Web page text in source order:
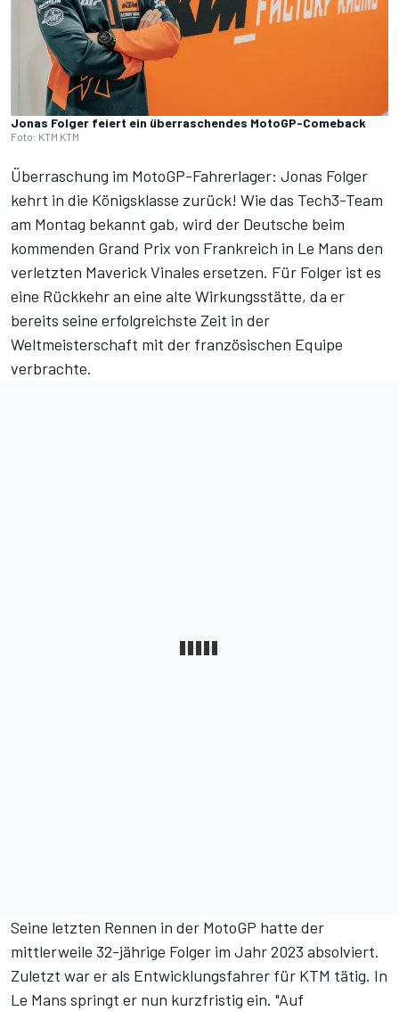
Jonas Folger feiert ein überraschendes MotoGP-Comeback
Foto: KTM KTM
Überraschung im MotoGP-Fahrerlager: Jonas Folger
kehrt in die Königsklasse zurück! Wie das Tech3-Team
am Montag bekannt gab, wird der Deutsche beim
kommenden Grand Prix von Frankreich in Le Mans den
verletzten Maverick Vinales ersetzen. Für Folger ist es
eine Rückkehr an eine alte Wirkungsstätte, da er
bereits seine erfolgreichste Zeit in der
Weltmeisterschaft mit der französischen Equipe
verbrachte.
Seine letzten Rennen in der MotoGP hatte der
mittlerweile 32-jährige Folger im Jahr 2023 absolviert.
Zuletzt war er als Entwicklungsfahrer für KTM tätig. In
Le Mans springt er nun kurzfristig ein. "Auf